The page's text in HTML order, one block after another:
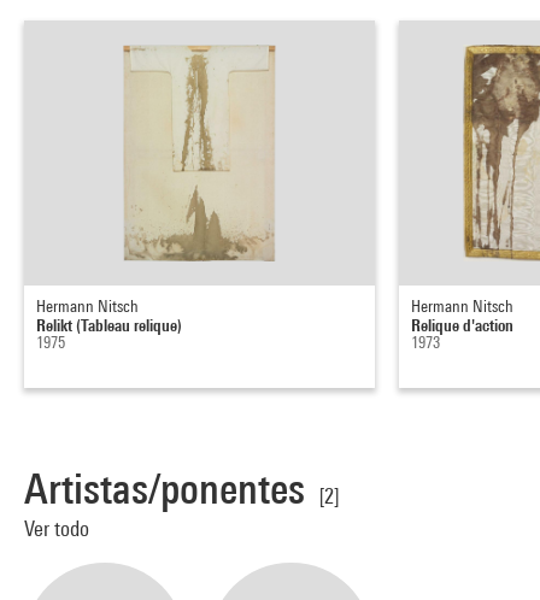
Hermann Nitsch
Relikt (Tableau relique)
1975
Hermann Nitsch
Relique d'action
1973
Artistas/ponentes
[2]
Ver todo